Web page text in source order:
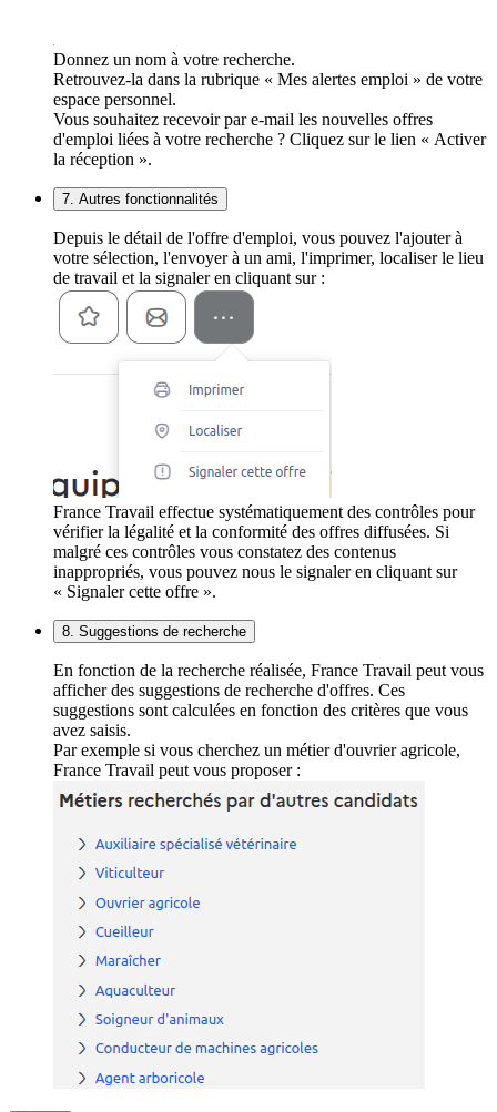
Donnez un nom à votre recherche.
Retrouvez-la dans la rubrique « Mes alertes emploi » de votre
espace personnel.
Vous souhaitez recevoir par e-mail les nouvelles offres
d'emploi liées à votre recherche ? Cliquez sur le lien « Activer
la réception ».
7. Autres fonctionnalités
Depuis le détail de l'offre d'emploi, vous pouvez l'ajouter à
votre sélection, l'envoyer à un ami, l'imprimer, localiser le lieu
de travail et la signaler en cliquant sur :
France Travail effectue systématiquement des contrôles pour
vérifier la légalité et la conformité des offres diffusées. Si
malgré ces contrôles vous constatez des contenus
inappropriés, vous pouvez nous le signaler en cliquant sur
« Signaler cette offre ».
8. Suggestions de recherche
En fonction de la recherche réalisée, France Travail peut vous
afficher des suggestions de recherche d'offres. Ces
suggestions sont calculées en fonction des critères que vous
avez saisis.
Par exemple si vous cherchez un métier d'ouvrier agricole,
France Travail peut vous proposer :